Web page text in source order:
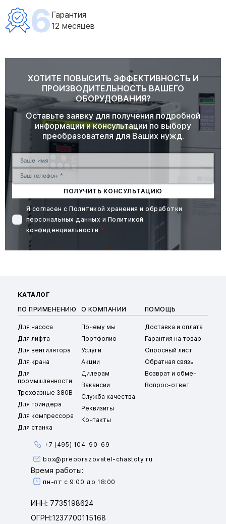
6 Гарантия
12 месяцев
ХОТИТЕ ПОВЫСИТЬ ЭФФЕКТИВНОСТЬ И
ПРОИЗВОДИТЕЛЬНОСТЬ ВАШЕГО
ОБОРУДОВАНИЯ?
Оставьте заявку для получения подробной
информации и консультации по выбору
преобразователя для Ваших нужд.
ПОЛУЧИТЬ КОНСУЛЬТАЦИЮ
Я согласен сПолитикой хранения и обработки
персональных данных и Политикой
конфиденциальности *
КАТАЛОГ
ПО ПРИМЕНЕНИЮ
Для насоса
Для лифта
Для вентилятора
Для крана
Для
промышленности
Трехфазные 380В
Для гриндера
Для компрессора
Для станка
О КОМПАНИИ
Почему мы
Портфолио
Услуги
Акции
Дилерам
Вакансии
Служба качества
Реквизиты
Контакты
ПОМОЩЬ
Доставка и оплата
Гарантия на товар
Опросный лист
Обратная связь
Возврат и обмен
Вопрос-ответ
+7 (495) 104-90-69
box@preobrazovatel-chastoty.ru
Время работы:
пн-пт с 9:00 до 18:00
ИНН: 7735198624
ОГРН:1237700115168